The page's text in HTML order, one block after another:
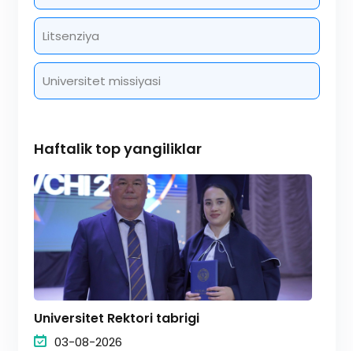
Litsenziya
Universitet missiyasi
Haftalik top yangiliklar
Universitet Rektori tabrigi
03-08-2026